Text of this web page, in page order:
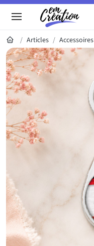
Articles Accessoires
Galerie du produit